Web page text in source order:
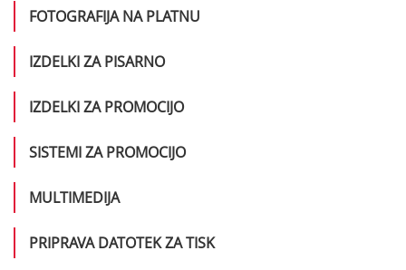
Jedilni listi
FOTOGRAFIJA NA PLATNU
Platno na lesenem okvirju
IZDELKI ZA PISARNO
Dopisni listi
IZDELKI ZA PROMOCIJO
Kemični svinčnik
SISTEMI ZA PROMOCIJO
Mesh transparenti
MULTIMEDIJA
Ovitki za CD-je
PRIPRAVA DATOTEK ZA TISK